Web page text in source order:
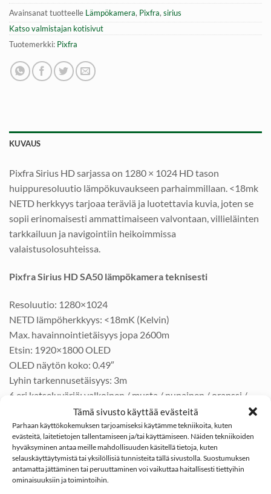
Tämä sivusto käyttää evästeitä
Parhaan käyttökokemuksen tarjoamiseksi käytämme tekniikoita, kuten
evästeitä, laitetietojen tallentamiseen ja/tai käyttämiseen. Näiden tekniikoiden
hyväksyminen antaa meille mahdollisuuden käsitellä tietoja, kuten
selauskäyttäytymistä tai yksilöllisiä tunnisteita tällä sivustolla. Suostumuksen
antamatta jättäminen tai peruuttaminen voi vaikuttaa haitallisesti tiettyihin
ominaisuuksiin ja toimintoihin.
Avainsanat tuotteelle Lämpökamera, Pixfra, sirius
Katso valmistajan kotisivut
Tuotemerkki: Pixfra
KUVAUS
Pixfra Sirius HD sarjassa on 1280 × 1024 HD tason
huippuresoluutio lämpökuvaukseen parhaimmillaan. <18mk
NETD herkkyys tarjoaa teräviä ja luotettavia kuvia, joten se
sopii erinomaisesti ammattimaiseen valvontaan, villieläinten
tarkkailuun ja navigointiin heikoimmissa
valaistusolosuhteissa.
Pixfra Sirius HD SA50 lämpökamera teknisesti
Resoluutio: 1280×1024
NETD lämpöherkkyys: <18mK (Kelvin)
Max. havainnointietäisyys jopa 2600m
Etsin: 1920×1800 OLED
OLED näytön koko: 0.49″
Lyhin tarkennusetäisyys: 3m
6 eri katseluväriä: valkoinen / musta / punainen / oranssi /
meripihka / smaragdi
Kenno: vanadiinioksidi jossa jäähdyttämätön polttotaso
Pikselikorkeus: 12 μm
Spektrialue: 8 µm – 14 µm
Kuvataajuus: 50Hz
Polttoväli: 50mm